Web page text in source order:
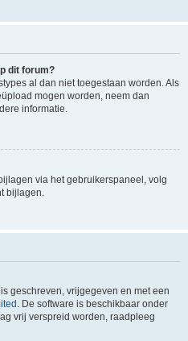
dit forum?
al dan niet toegestaan worden. Als
mogen worden, neem dan
informatie.
via het gebruikerspaneel, volg
bijlagen.
geschreven, vrijgegeven en met een
. De software is beschikbaar onder
vrij verspreid worden, raadpleeg